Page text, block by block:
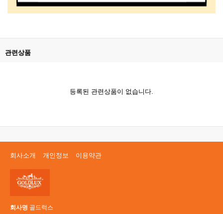
관련상품
등록된 관련상품이 없습니다.
회사소개 개인정보 이용약관
회사명 골드럭스